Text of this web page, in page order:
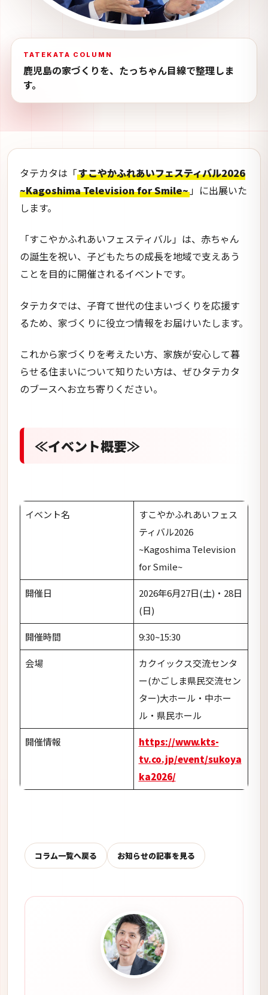
TATEKATA COLUMN
鹿児島の家づくりを、たっちゃん目線で整理しま
す。
タテカタは「すこやかふれあいフェスティバル2026
~Kagoshima Television for Smile~」に出展いた
します。
「すこやかふれあいフェスティバル」は、赤ちゃん
の誕生を祝い、子どもたちの成長を地域で支えあう
ことを目的に開催されるイベントです。
タテカタでは、子育て世代の住まいづくりを応援す
るため、家づくりに役立つ情報をお届けいたします。
これから家づくりを考えたい方、家族が安心して暮
らせる住まいについて知りたい方は、ぜひタテカタ
のブースへお立ち寄りください。
≪イベント概要≫
イベント名
すこやかふれあいフェス
ティバル2026
~Kagoshima Television
for Smile~
開催日
2026年6月27日(土)・28日
(日)
開催時間 9:30~15:30
会場
カクイックス交流センタ
ー(かごしま県民交流セン
ター)大ホール・中ホー
ル・県民ホール
開催情報
https://www.kts-
tv.co.jp/event/sukoya
ka2026/
コラム一覧へ戻る お知らせの記事を見る